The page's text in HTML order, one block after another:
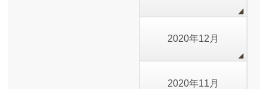
2020年12月
2020年11月